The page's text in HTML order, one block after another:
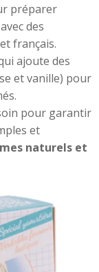
préparer
des
français.
ajoute des
et vanille) pour
pour garantir
et
naturels et